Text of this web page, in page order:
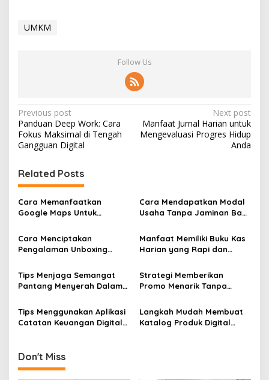
UMKM
Follow Us
Post
navigation
Previous post
Panduan Deep Work: Cara
Fokus Maksimal di Tengah
Gangguan Digital
Next post
Manfaat Jurnal Harian untuk
Mengevaluasi Progres Hidup
Anda
Related Posts
Cara Memanfaatkan
Google Maps Untuk
Toko UMKM
Cara Mendapatkan Modal
Usaha Tanpa Jaminan Bagi
Banget
Cara Menciptakan
Pengalaman Unboxing
Pembeli Online Produk
UMKM
Manfaat Memiliki Buku Kas
Harian yang Rapi dan
Tips Menjaga Semangat
Pantang Menyerah Dalam
Skala Mikro
Strategi Memberikan
Promo Menarik Tanpa
Mengalami Kerugian
Tips Menggunakan Aplikasi
Catatan Keuangan Digital
Langkah Mudah Membuat
Katalog Produk Digital
Don't Miss